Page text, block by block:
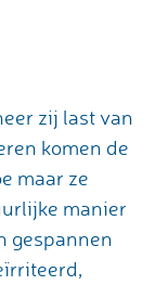
zij last van
komen de
maar ze
manier
gespannen